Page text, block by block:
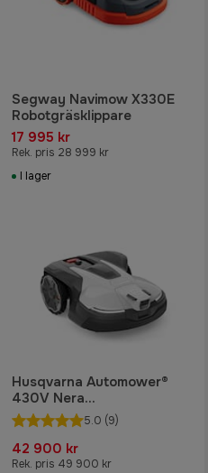
Segway Navimow X330E
Robotgräsklippare
17 995 kr
Rek. pris 28 999 kr
I lager
Husqvarna Automower®
430V Nera
Robotgräsklippare
5.0 (9)
42 900 kr
Rek. pris 49 900 kr